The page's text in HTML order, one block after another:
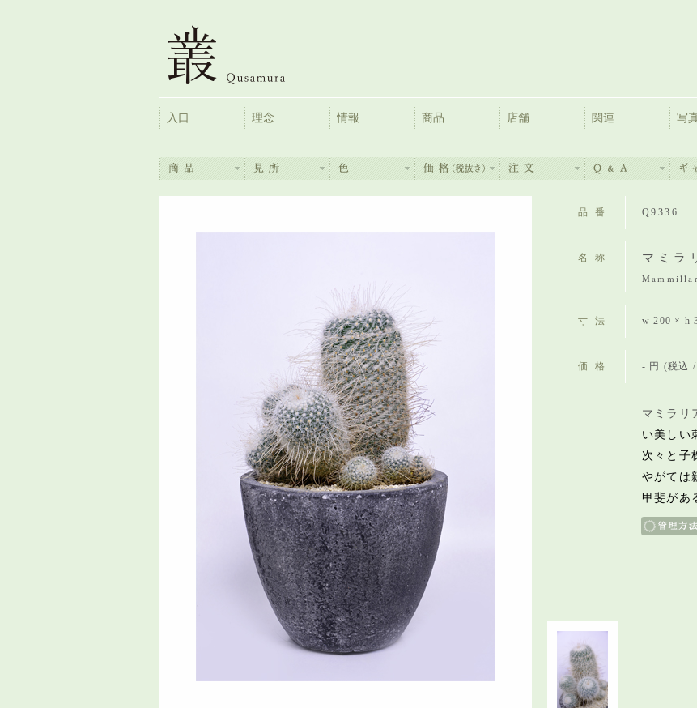
入口 理念 情報 商品 店舗 関連 写
品番 Q9336
名称 マミラ
寸法 w 200 × h
価格 - 円 (税込
マミラリ
い美しい
次々と子
やがては
甲斐があ